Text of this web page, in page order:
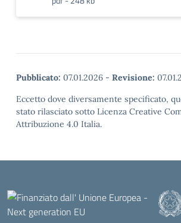
Pubblicato: 07.01.2026 - Revisione:
Eccetto dove diversamente specificato,
stato rilasciato sotto Licenza Creative
Attribuzione 4.0 Italia.